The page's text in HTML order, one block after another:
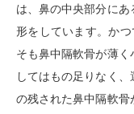
は、鼻の中央部分に
形をしています。か
そも鼻中隔軟骨が薄く
してはもの足りなく
の残された鼻中隔軟